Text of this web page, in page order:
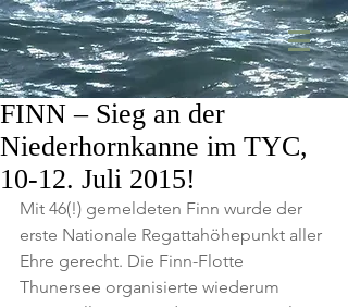
FINN – Sieg an der
Niederhornkanne im TYC,
10-12. Juli 2015!
Mit 46(!) gemeldeten Finn wurde der
erste Nationale Regattahöhepunkt aller
Ehre gerecht. Die Finn-Flotte
Thunersee organisierte wiederum